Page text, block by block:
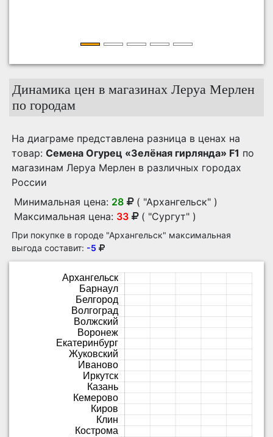
Динамика цен в магазинах Леруа Мерлен
по городам
На диаграме представлена разница в ценах на
товар: Семена Огурец «Зелёная гирлянда» F1 по
магазинам Леруа Мерлен в различных городах
России
Минимальная цена: 28
( "Архангельск" )
Максимальная цена: 33 ( "Сургут" )
При покупке в городе "Архангельск" максимальная
выгода составит: -5